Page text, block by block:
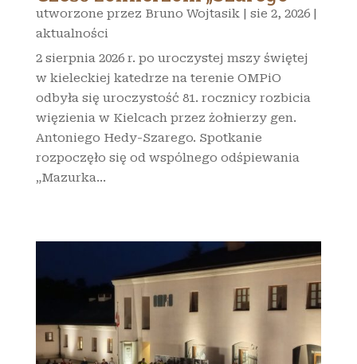
utworzone przez Bruno Wojtasik| sie 2, 2026|
aktualności
2 sierpnia 2026 r. po uroczystej mszy świętej
w kieleckiej katedrze na terenie OMPiO
odbyła się uroczystość 81. rocznicy rozbicia
więzienia w Kielcach przez żołnierzy gen.
Antoniego Hedy-Szarego. Spotkanie
rozpoczęło się od wspólnego odśpiewania
„Mazurka...